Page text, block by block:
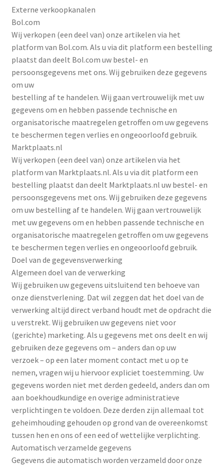
Externe verkoopkanalen
Bol.com
Wij verkopen (een deel van) onze artikelen via het
platform van Bol.com. Als u via dit platform een bestelling
plaatst dan deelt Bol.com uw bestel- en
persoonsgegevens met ons. Wij gebruiken deze gegevens
om uw
bestelling af te handelen. Wij gaan vertrouwelijk met uw
gegevens om en hebben passende technische en
organisatorische maatregelen getroffen om uw gegevens
te beschermen tegen verlies en ongeoorloofd gebruik.
Marktplaats.nl
Wij verkopen (een deel van) onze artikelen via het
platform van Marktplaats.nl. Als u via dit platform een
bestelling plaatst dan deelt Marktplaats.nl uw bestel- en
persoonsgegevens met ons. Wij gebruiken deze gegevens
om uw bestelling af te handelen. Wij gaan vertrouwelijk
met uw gegevens om en hebben passende technische en
organisatorische maatregelen getroffen om uw gegevens
te beschermen tegen verlies en ongeoorloofd gebruik.
Doel van de gegevensverwerking
Algemeen doel van de verwerking
Wij gebruiken uw gegevens uitsluitend ten behoeve van
onze dienstverlening. Dat wil zeggen dat het doel van de
verwerking altijd direct verband houdt met de opdracht die
u verstrekt. Wij gebruiken uw gegevens niet voor
(gerichte) marketing. Als u gegevens met ons deelt en wij
gebruiken deze gegevens om – anders dan op uw
verzoek – op een later moment contact met u op te
nemen, vragen wij u hiervoor expliciet toestemming. Uw
gegevens worden niet met derden gedeeld, anders dan om
aan boekhoudkundige en overige administratieve
verplichtingen te voldoen. Deze derden zijn allemaal tot
geheimhouding gehouden op grond van de overeenkomst
tussen hen en ons of een eed of wettelijke verplichting.
Automatisch verzamelde gegevens
Gegevens die automatisch worden verzameld door onze